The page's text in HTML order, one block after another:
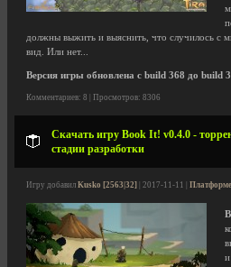
должны выжить и выяснить, что случилось с
вид. Или нет...
Версия игры обновлена с build 368 до build
Комментариев: 8 | Просмотров: 8306
Скачать игру Book It! v0.4.0 -
стадии разработки
Игру добавил Kusko [2563|32] | 2017-11-11 |
и